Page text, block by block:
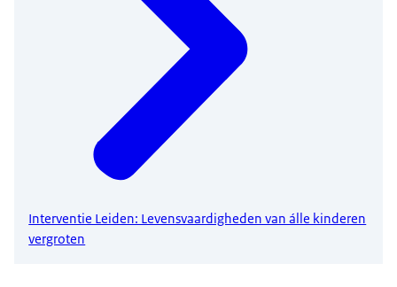
Interventie Leiden: Levensvaardigheden van álle kinderen
vergroten